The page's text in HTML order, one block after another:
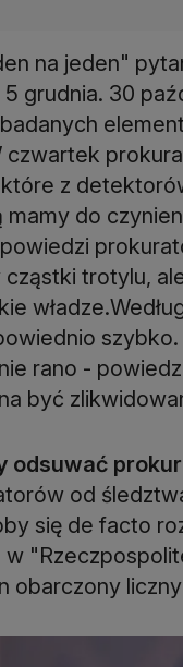
na jeden"
grudnia. 30
z
mamy do
cząstki trotylu,
rano -
być
odsuwać
od
się de facto
w
obarczony